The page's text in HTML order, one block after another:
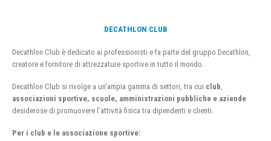
DECATHLON CLUB
Decathlon Club è dedicato ai professionisti e fa parte del gruppo Decathlon,
creatore e fornitore di attrezzature sportive in tutto il mondo.
Decathlon Club si rivolge a un’ampia gamma di settori, tra cui club
associazioni sportive, scuole, amministrazioni pubbliche e aziende
desiderose di promuovere l’attività fisica tra dipendenti e clienti.
Per i club e le associazione sportive: